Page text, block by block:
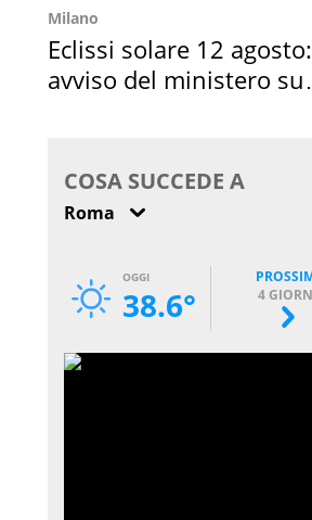
Milano
Eclissi solare 12 agosto:
avviso del ministero su